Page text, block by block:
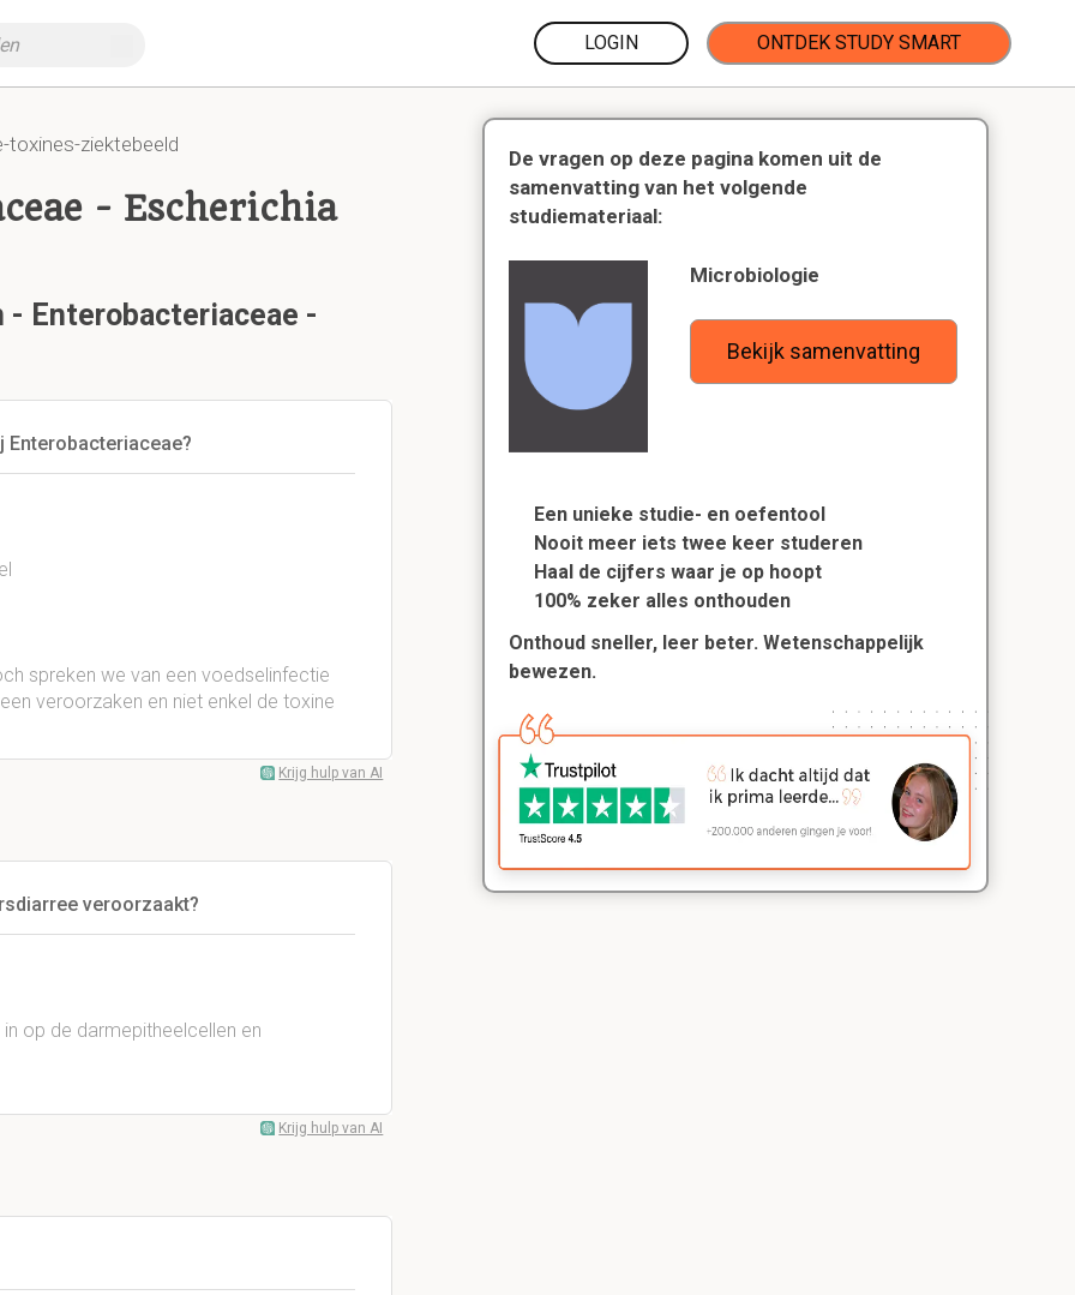
LOGIN ONTDEK STUDY SMART
toxines-ziektebeeld
- Escherichia
- Enterobacteriaceae -
Enterobacteriaceae?
spreken we van een voedselinfectie
veroorzaken en niet enkel de toxine
Krijg hulp van AI
veroorzaakt?
op de darmepitheelcellen en
Krijg hulp van AI
De vragen op deze pagina komen uit de
samenvatting van het volgende
studiemateriaal:
Microbiologie
Bekijk samenvatting
Een unieke studie- en oefentool
Nooit meer iets twee keer studeren
Haal de cijfers waar je op hoopt
100% zeker alles onthouden
Onthoud sneller, leer beter. Wetenschappelijk
bewezen.